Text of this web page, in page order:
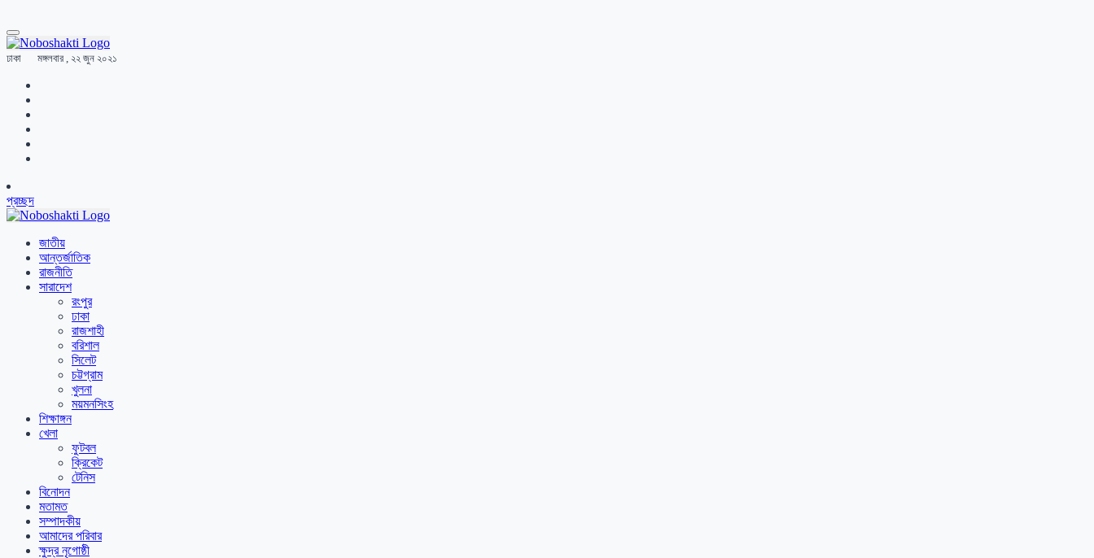
ঢাকা মঙ্গলবার , ২২ জুন ২০২১
প্রচ্ছদ
জাতীয়
আন্তর্জাতিক
রাজনীতি
সারাদেশ
রংপুর
ঢাকা
রাজশাহী
বরিশাল
সিলেট
চট্টগ্রাম
খুলনা
ময়মনসিংহ
শিক্ষাঙ্গন
খেলা
ফুটবল
ক্রিকেট
টেনিস
বিনোদন
মতামত
সম্পাদকীয়
আমাদের পরিবার
ক্ষুদ্র নৃগোষ্ঠী